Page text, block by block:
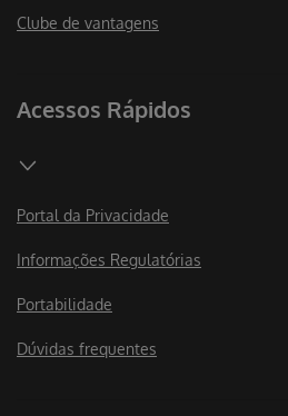
Clube de vantagens
Acessos Rápidos
Portal da Privacidade
Informações Regulatórias
Portabilidade
Dúvidas frequentes